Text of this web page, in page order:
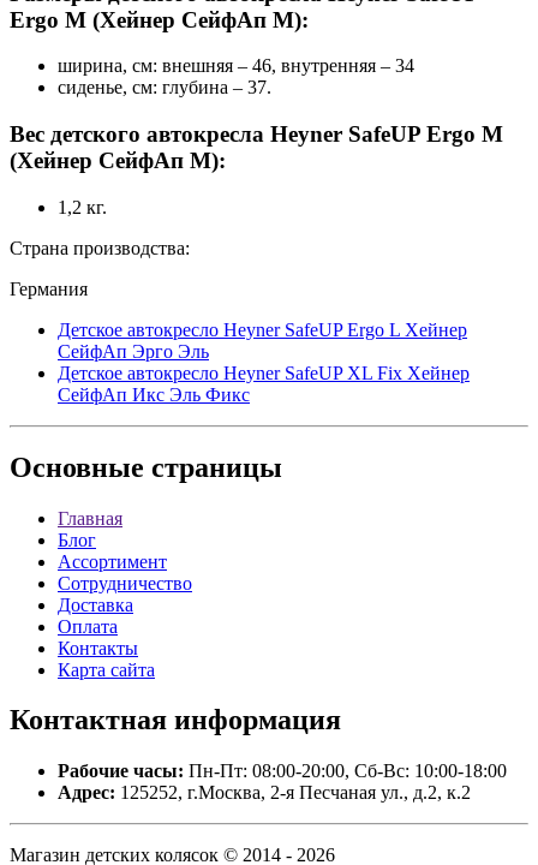
Ergo М (Хейнер СейфАп М):
ширина, см: внешняя – 46, внутренняя – 34
сиденье, см: глубина – 37.
Вес детского автокресла Heyner SafeUP Ergo М
(Хейнер СейфАп М):
1,2 кг.
Страна производства:
Германия
Детское автокресло Heyner SafeUP Ergo L Хейнер
СейфАп Эрго Эль
Детское автокресло Heyner SafeUP XL Fix Хейнер
СейфАп Икс Эль Фикс
Основные страницы
Главная
Блог
Ассортимент
Сотрудничество
Доставка
Оплата
Контакты
Карта сайта
Контактная информация
Рабочие часы: Пн-Пт: 08:00-20:00, Сб-Вс: 10:00-18:00
Адрес: 125252, г.Москва, 2-я Песчаная ул., д.2, к.2
Магазин детских колясок © 2014 - 2026